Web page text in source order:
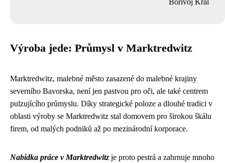
Bořivoj Král
Výroba jede: Průmysl v Marktredwitz
Marktredwitz, malebné město zasazené do malebné krajiny
severního Bavorska, není jen pastvou pro oči, ale také centrem
pulzujícího průmyslu. Díky strategické poloze a dlouhé tradici v
oblasti výroby se Marktredwitz stal domovem pro širokou škálu
firem, od malých podniků až po mezinárodní korporace.
Nabídka práce v Marktredwitz je proto pestrá a zahrnuje mnoho